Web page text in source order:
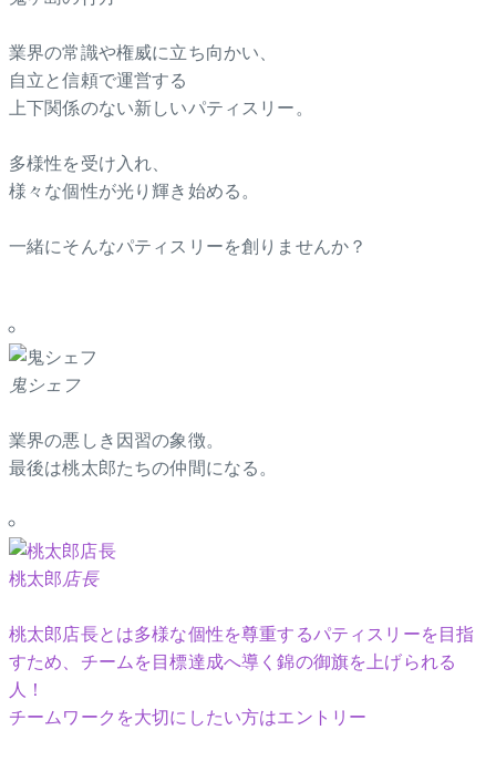
業界の常識や権威に立ち向かい、
自立と信頼で運営する
上下関係のない新しいパティスリー。
多様性を受け入れ、
様々な個性が光り輝き始める。
一緒にそんなパティスリーを創りませんか？
鬼シェフ
業界の悪しき因習の象徴。
最後は桃太郎たちの仲間になる。
桃太郎店長
桃太郎店長とは多様な個性を尊重するパティスリーを目指
すため、チームを目標達成へ導く錦の御旗を上げられる
人！
チームワークを大切にしたい方はエントリー